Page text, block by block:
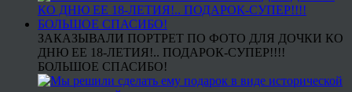
ЗАКАЗЫВАЛИ ПОРТРЕТ ПО ФОТО ДЛЯ ДОЧКИ КО
ДНЮ ЕЕ 18-ЛЕТИЯ!.. ПОДАРОК-СУПЕР!!!!
БОЛЬШОЕ СПАСИБО!